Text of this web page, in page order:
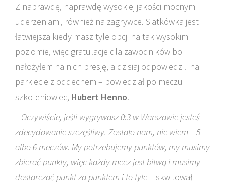
Z naprawdę, naprawdę wysokiej jakości mocnymi
uderzeniami, również na zagrywce. Siatkówka jest
łatwiejsza kiedy masz tyle opcji na tak wysokim
poziomie, więc gratulacje dla zawodników bo
nałożyłem na nich presję, a dzisiaj odpowiedzili na
parkiecie z oddechem – powiedział po meczu
szkoleniowiec, Hubert Henno.
– Oczywiście, jeśli wygrywasz 0:3 w Warszawie jesteś
zdecydowanie szczęśliwy. Zostało nam, nie wiem – 5
albo 6 meczów. My potrzebujemy punktów, my musimy
zbierać punkty, więc każdy mecz jest bitwą i musimy
dostarczać punkt za punktem i to tyle– skwitował